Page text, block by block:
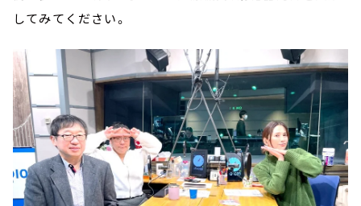
してみてください。